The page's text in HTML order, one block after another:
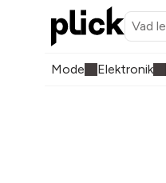
Mode Elektronik